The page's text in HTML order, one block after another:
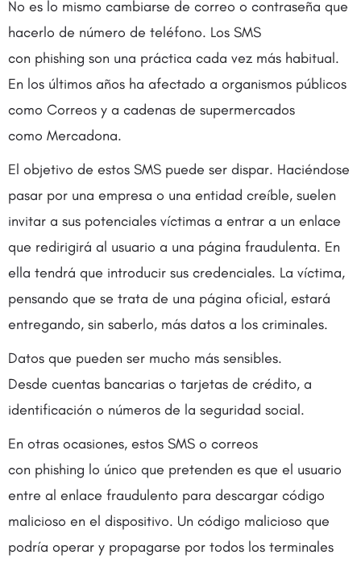
No es lo mismo cambiarse de correo o contraseña que
hacerlo de número de teléfono. Los SMS
con phishing son una práctica cada vez más habitual.
En los últimos años ha afectado a organismos públicos
como Correos y a cadenas de supermercados
como Mercadona.
El objetivo de estos SMS puede ser dispar. Haciéndose
pasar por una empresa o una entidad creíble, suelen
invitar a sus potenciales víctimas a entrar a un enlace
que redirigirá al usuario a una página fraudulenta. En
ella tendrá que introducir sus credenciales. La víctima,
pensando que se trata de una página oficial, estará
entregando, sin saberlo, más datos a los criminales.
Datos que pueden ser mucho más sensibles.
Desde cuentas bancarias o tarjetas de crédito, a
identificación o números de la seguridad social.
En otras ocasiones, estos SMS o correos
con phishing lo único que pretenden es que el usuario
entre al enlace fraudulento para descargar código
malicioso en el dispositivo. Un código malicioso que
podría operar y propagarse por todos los terminales